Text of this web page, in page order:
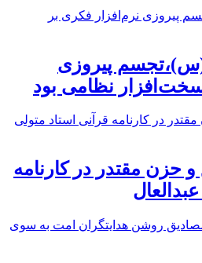
پیروزی
نظامی بود
و حزن مقتدر در کارنامه